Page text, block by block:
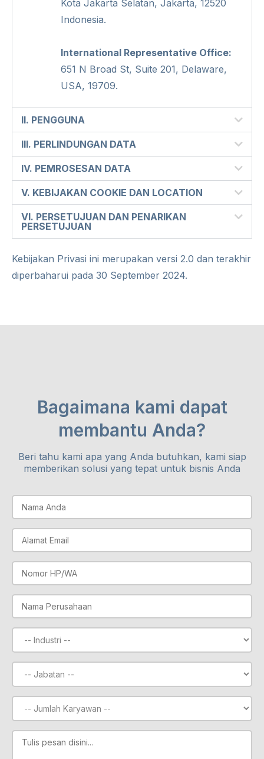
Kota Jakarta Selatan, Jakarta, 12520
Indonesia.
International Representative Office:
651 N Broad St, Suite 201, Delaware,
USA, 19709.
II. PENGGUNA
III. PERLINDUNGAN DATA
IV. PEMROSESAN DATA
V. KEBIJAKAN COOKIE DAN LOCATION
VI. PERSETUJUAN DAN PENARIKAN
PERSETUJUAN
Kebijakan Privasi ini merupakan versi 2.0 dan terakhir
diperbaharui pada 30 September 2024.
Bagaimana kami dapat
membantu Anda?
Beri tahu kami apa yang Anda butuhkan, kami siap
memberikan solusi yang tepat untuk bisnis Anda